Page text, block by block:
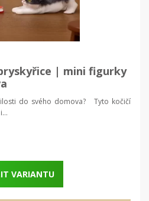
| mini figurky
do svého domova? Tyto kočičí
VARIANTU